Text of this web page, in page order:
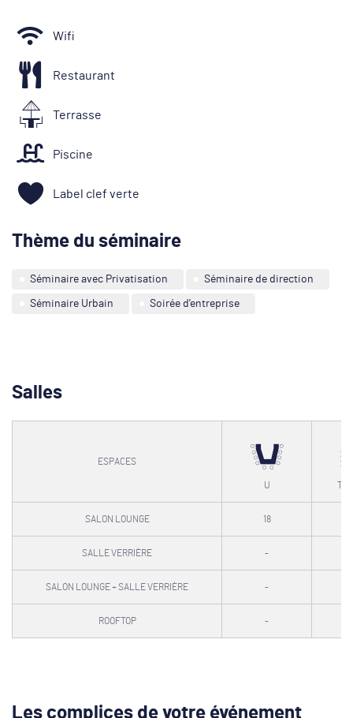
Wifi
Restaurant
Terrasse
Piscine
Label clef verte
Thème du séminaire
Séminaire avec Privatisation Séminaire de direction
Séminaire Urbain Soirée d'entreprise
Salles
ESPACES
U
SALON LOUNGE 18
SALLE VERRIÈRE -
SALON LOUNGE + SALLE VERRIÈRE -
ROOFTOP -
Les complices de votre événement